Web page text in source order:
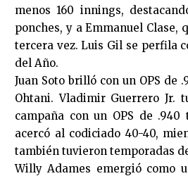
menos 160 innings,
ponches, y a Emmanuel
tercera vez. Luis Gil se perfila
del Año.
Juan Soto brilló con un OPS de
Ohtani. Vladimir Guerrero Jr.
campaña con un OPS de
acercó al codiciado 40-40,
también tuvieron temporadas
Willy Adames emergió como